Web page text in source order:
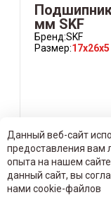
Подшипник
мм SKF
Бренд:SKF
Размер:
Данный веб-сайт
предоставления вам
опыта на нашем
данный сайт, вы
нами cookie-файлов